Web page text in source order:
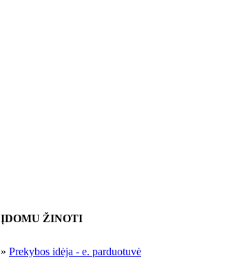
ĮDOMU ŽINOTI
» Prekybos idėja - e. parduotuvė